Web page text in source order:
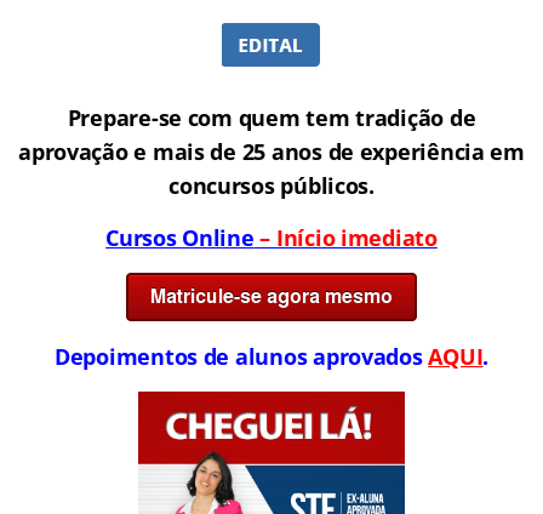
Prepare-se com quem tem tradição de
aprovação e mais de 25 anos de experiência em
concursos públicos.
Cursos Online – Início imediato
Depoimentos de alunos aprovadosAQUI.